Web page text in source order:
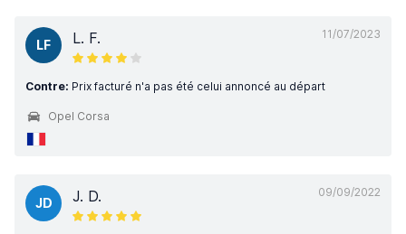
11/07/2023
LF L. F.
Contre: Prix facturé n'a pas été celui annoncé au départ
Opel Corsa
09/09/2022
JD J. D.